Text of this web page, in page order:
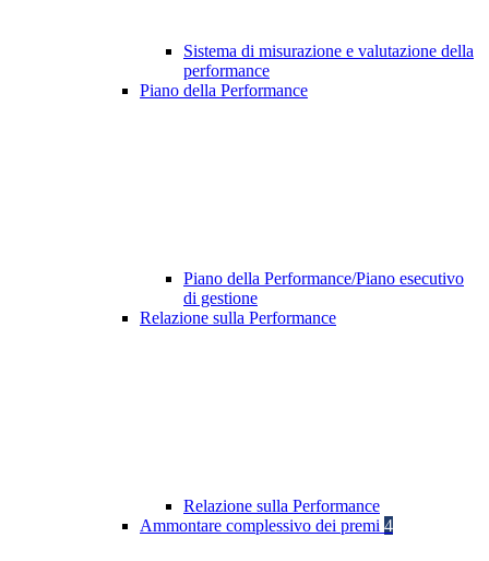
Sistema di misurazione e valutazione della
performance
Piano della Performance
Piano della Performance/Piano esecutivo
di gestione
Relazione sulla Performance
Relazione sulla Performance
Ammontare complessivo dei premi 4